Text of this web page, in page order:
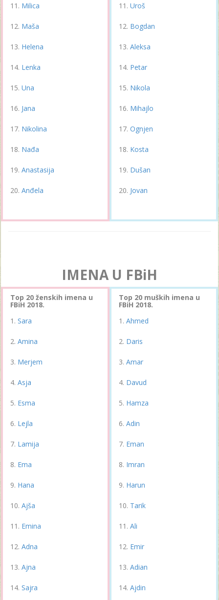
Milica
Maša
Helena
Lenka
Una
Jana
Nikolina
Nađa
Anastasija
Anđela
Uroš
Bogdan
Aleksa
Petar
Nikola
Mihajlo
Ognjen
Kosta
Dušan
Jovan
IMENA U FBiH
Top 20 ženskih imena u
FBiH 2018.
Sara
Amina
Merjem
Asja
Esma
Lejla
Lamija
Ema
Hana
Ajša
Emina
Adna
Ajna
Sajra
Top 20 muških imena u
FBiH 2018.
Ahmed
Daris
Amar
Davud
Hamza
Adin
Eman
Imran
Harun
Tarik
Ali
Emir
Adian
Ajdin